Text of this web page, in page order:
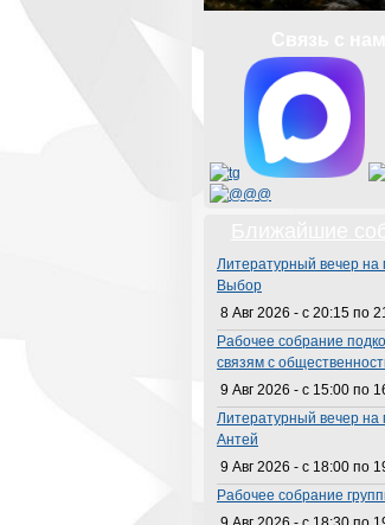
Литературный вечер на
Выбор
8 Авг 2026 - с 20:15 по
Рабочее собрание
связям с
9 Авг 2026 - с 15:00 по
Литературный вечер на
Антей
9 Авг 2026 - с 18:00 по
Рабочее собрание